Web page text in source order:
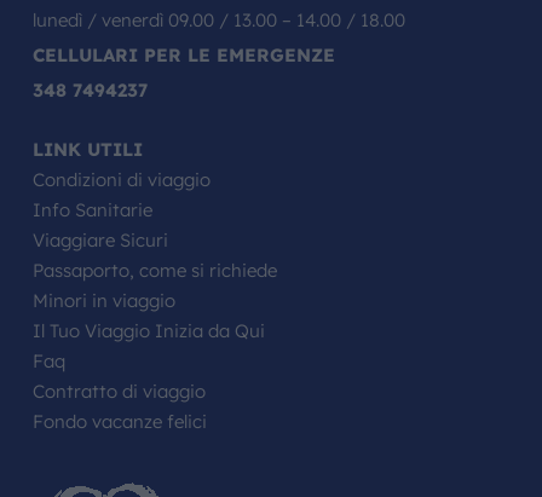
lunedì / venerdì 09.00 / 13.00 – 14.00 / 18.00
CELLULARI PER LE EMERGENZE
348 7494237
LINK UTILI
Condizioni di viaggio
Info Sanitarie
Viaggiare Sicuri
Passaporto, come si richiede
Minori in viaggio
Il Tuo Viaggio Inizia da Qui
Faq
Contratto di viaggio
Fondo vacanze felici